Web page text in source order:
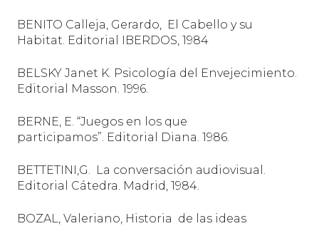
BENITO Calleja, Gerardo,
El Cabello y su
Habitat. Editorial IBERDOS, 1984
BELSKY Janet K. Psicología del Envejecimiento.
Editorial Masson. 1996.
BERNE, E. “Juegos en los que
participamos”. Editorial Diana. 1986.
BETTETINI,G.
La conversación audiovisual.
Editorial Cátedra. Madrid, 1984.
BOZAL, Valeriano, Historia de las ideas